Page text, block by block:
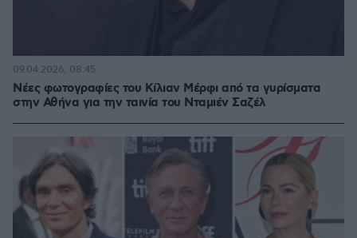
Νέες φωτογραφίες του Κίλιαν Μέρφι από τα γυρίσματα
στην Αθήνα για την ταινία του Νταμιέν Σαζέλ
09.04.2026, 08:45